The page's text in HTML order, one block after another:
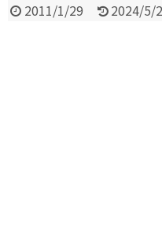
2011/1/29 2024/5/